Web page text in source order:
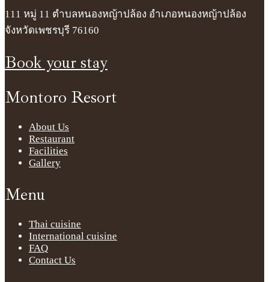
111 หมู่ 11 ตำบลหนองหญ้าปล้อง อำเภอหนองหญ้าปล้อง
จังหวัดเพชรบุรี 76160
Book your stay
Montoro Resort
About Us
Restaurant
Facilities
Gallery
Menu
Thai cuisine
International cuisine
FAQ
Contact Us